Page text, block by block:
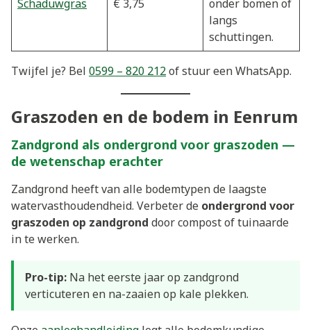
Schaduwgras € 3,75
onder bomen of
langs
schuttingen.
Twijfel je? Bel 0599 – 820 212of stuur een WhatsApp.
Graszoden en de bodem in Eenrum
Zandgrond als ondergrond voor graszoden —
de wetenschap erachter
Zandgrond heeft van alle bodemtypen de laagste
watervasthoudendheid. Verbeter de ondergrond voor
graszoden op zandgrond door compost of tuinaarde
in te werken.
Pro-tip: Na het eerste jaar op zandgrond
verticuteren en na-zaaien op kale plekken.